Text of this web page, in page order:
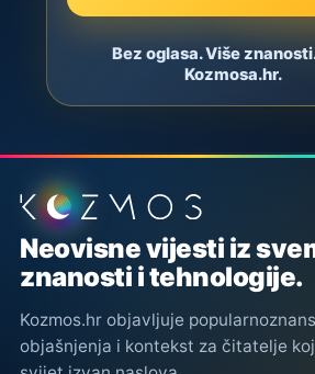
Bez oglasa. Više
Kozmosa.hr.
Podnožje stranice
Neovisne vijesti iz
znanosti i tehnologije.
Kozmos.hr objavljuje
objašnjenja i kontekst za čitatelje